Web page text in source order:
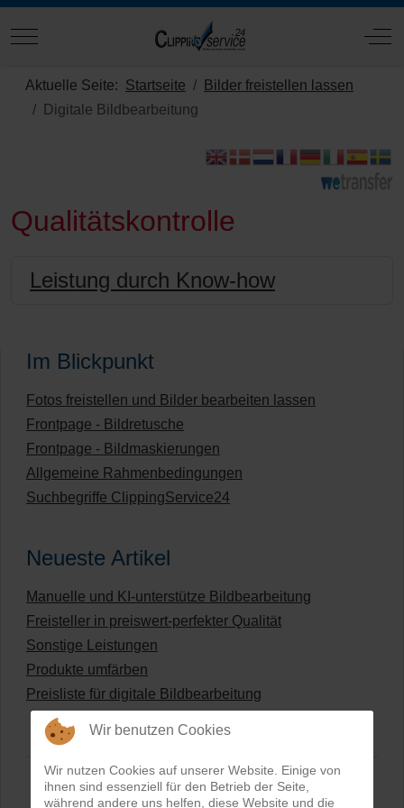
Mobile Menu Toggle Off-
Aktuelle Seite: Startseite
Bilder freistellen lassen
Digitale Bildbearbeitung
Qualitätskontrolle
Leistung durch Know-how
Im Blickpunkt
Fotos freistellen und Bilder bearbeiten lassen
Frontpage - Bildretusche
Frontpage - Bildmaskierungen
Allgemeine Rahmenbedingungen
Suchbegriffe ClippingService24
Neueste Artikel
Manuelle und KI-unterstütze Bildbearbeitung
Freisteller in preiswert-perfekter Qualität
Sonstige Leistungen
Produkte umfärben
Preisliste für digitale Bildbearbeitung
Wir benutzen Cookies
Wir nutzen Cookies auf unserer Website. Einige von
ihnen sind essenziell für den Betrieb der Seite,
während andere uns helfen, diese Website und die